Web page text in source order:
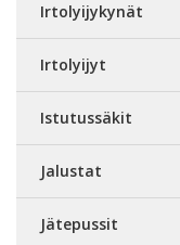
Irtolyijykynät
Irtolyijyt
Istutussäkit
Jalustat
Jätepussit